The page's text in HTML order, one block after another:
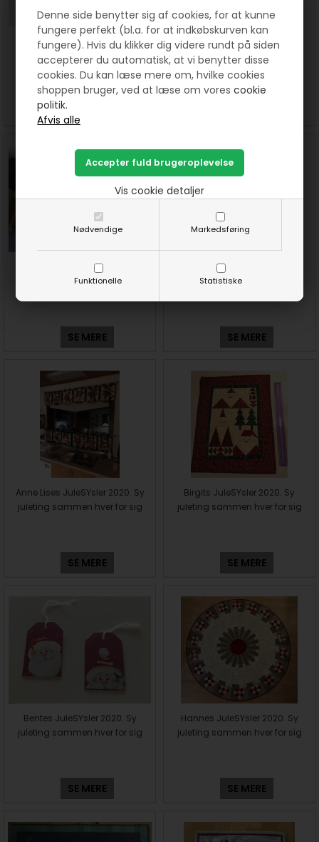
Denne side benytter sig af cookies, for at kunne
fungere perfekt (bl.a. for at indkøbskurven kan
fungere). Hvis du klikker dig videre rundt på siden
accepterer du automatisk, at vi benytter disse
cookies. Du kan læse mere om, hvilke cookies
shoppen bruger, ved at læse om vorescookie
politik.
Nødvendige Markedsføring
Funktionelle Statistiske
Vis cookie detaljer
Jyttes JuleSYsler 2020. Sy
juleting sammen hver for sig
Inges juleSYsler 2020. Sy
juleting sammen hver for sig
Annas JuleSYsler 2020. Sy
juleting sammen hver for sig
SE MERE
Hennys JuleSYsler 2020. Sy
juleting sammen hver for sig
SE MERE
Anne Lises JuleSYsler 2020. Sy
juleting sammen hver for sig
SE MERE
Birgits JuleSYsler 2020. Sy
juleting sammen hver for sig
SE MERE
Bentes JuleSYsler 2020. Sy
juleting sammen hver for sig
SE MERE
Hannes JuleSYsler 2020. Sy
juleting sammen hver for sig
SE MERE